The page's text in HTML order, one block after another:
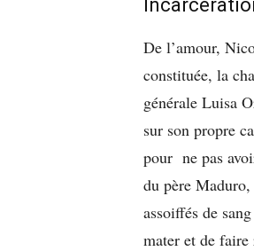
De l’amour,
constituée, la
générale Luisa
sur son propre
pour ne pas
du père Maduro,
assoiffés de
mater et de faire